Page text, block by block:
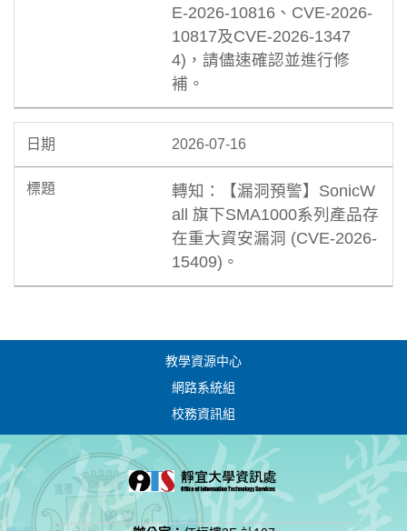
E-2026-10816、CVE-2026-
10817及CVE-2026-1347
4)，請儘速確認並進行修
補。
2026-07-16
轉知：【漏洞預警】SonicW
all 旗下SMA1000系列產品存
在重大資安漏洞 (CVE-2026-
15409)。
教學資源中心
網路系統組
校務資訊組